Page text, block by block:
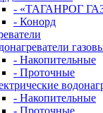
- «ТАГАНРОГ
- Конорд
- Накопительные
- Проточные
- Накопительные
- Проточные